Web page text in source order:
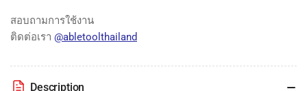
KECP-
06
Duty
Bar
06
Duty
สอบถามการใช้งาน
ติดต่อเรา @abletoolthailand
Description